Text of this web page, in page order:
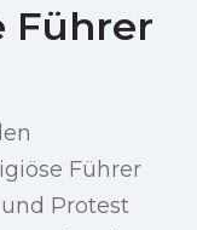
Führer
Führer
Protest